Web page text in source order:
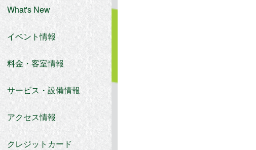
What's New
イベント情報
料金・客室情報
サービス・設備情報
アクセス情報
クレジットカード